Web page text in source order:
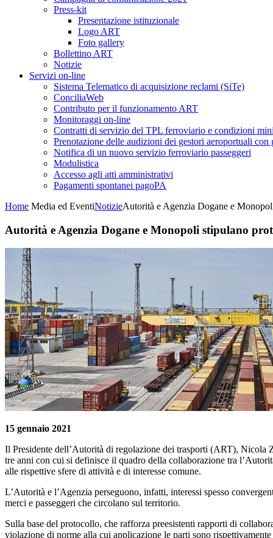
Press-kit
Presentazione istituzionale
Logo ART
Foto gallery
Bollettino ART
Notizie
Servizi on-line
Sistema Telematico di acquisizione reclami (SiTe)
ConciliaWeb
Contributo per il funzionamento ART
Monitoraggi on-line
Contratti di servizio del TPL ferroviario e condizioni
Prenotazione delle audizioni dei gestori aeroportuali con
Notifica di un nuovo servizio ferroviario passeggeri
Modulistica
Accesso agli atti amministrativi
Pagamenti spontanei pagoPA
Home Media ed EventiNotizieAutorità e Agenzia Dogane e
Autorità e Agenzia Dogane e Monopoli stipulano
15 gennaio 2021
Il Presidente dell’Autorità di regolazione dei trasporti (ART),
tre anni con cui si definisce il quadro della collaborazione tra
alle rispettive sfere di attività e di interesse comune.
L’Autorità e l’Agenzia perseguono, infatti, interessi spesso
merci e passeggeri che circolano sul territorio.
Sulla base del protocollo, che rafforza preesistenti rapporti di
violazione di norme alla cui applicazione le parti sono